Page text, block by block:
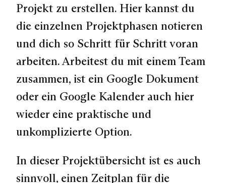
Projekt zu erstellen. Hier kannst du
die einzelnen Projektphasen notieren
und dich so Schritt für Schritt voran
arbeiten. Arbeitest du mit einem Team
zusammen, ist ein Google Dokument
oder ein Google Kalender auch hier
wieder eine praktische und
unkomplizierte Option.
In dieser Projektübersicht ist es auch
sinnvoll, einen Zeitplan für die